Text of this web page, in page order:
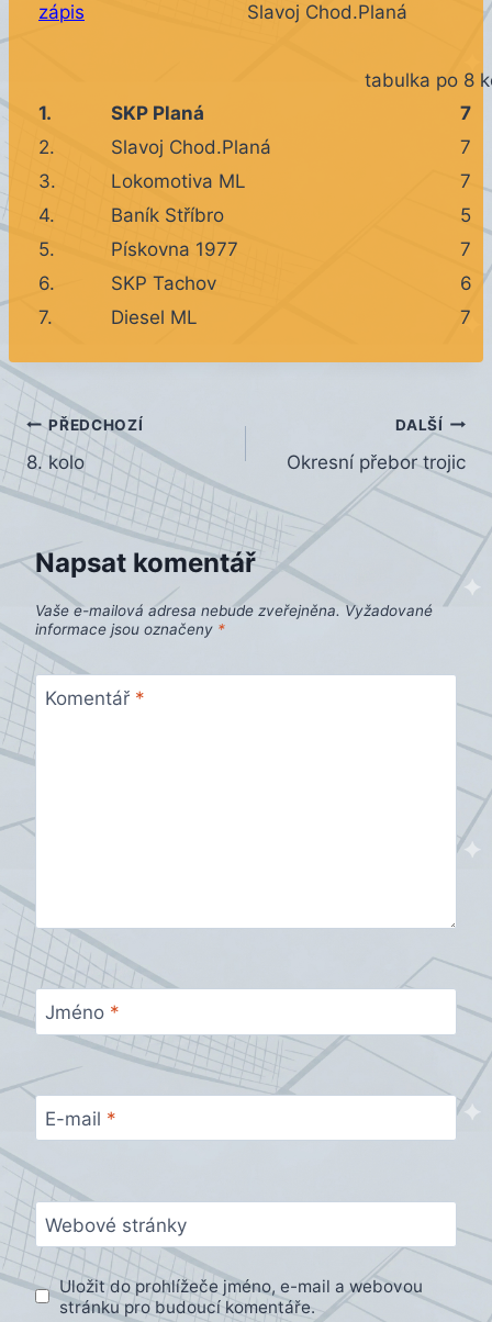
zápis
Slavoj Chod.Planá
tabulka po 8
1.
SKP Planá
7
2.
Slavoj Chod.Planá
7
3.
Lokomotiva ML
7
4.
Baník Stříbro
5
5.
Pískovna 1977
7
6.
SKP Tachov
6
7.
Diesel ML 7
Navigace
pro
příspěvek
PŘEDCHOZÍ
8. kolo
DALŠÍ
Okresní přebor trojic
Napsat komentář
Vaše e-mailová adresa nebude zveřejněna. Vyžadované
informace jsou označeny *
Komentář *
Jméno *
E-mail *
Webové stránky
Uložit do prohlížeče jméno, e-mail a webovou
stránku pro budoucí komentáře.